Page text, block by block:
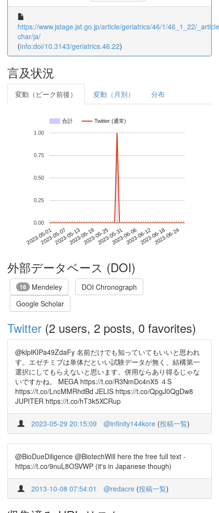
https://www.jstage.jst.go.jp/article/geriatrics/46/1/46_1_22/
char/ja/
(info:doi/10.3143/geriatrics.46.22)
言及状況
変動（ピーク前後） 変動（月別） 分布
合計 Twitter (通常)
2023-05-012023-05-072023-05-132023-05-192023-05-252023-05-312023-06-062023-06-122023-06-182023-06-24
0.00
0.25
0.50
0.75
1.00
外部データベース (DOI)
16 Mendeley
DOI Chronograph
Google Scholar
Twitter (2 users, 2 posts, 0 favorites)
@klplKIPa49ZdaFy 名前だけでも知っていてもいいと思われ
す。エゼチミブは単体だといい試験データが無く、結構第一
選択にしてもらえないと思います。併用ならあり得るじゃな
いですかね。 MEGA https://t.co/R3NmDc4nX5 ４S
https://t.co/LncMMRhdBd JELIS https://t.co/QpgJ0QgDw8
JUPITER https://t.co/hT3k5XCRup
2023-05-29 20:15:09 @infinity144kore (投稿一覧)
@BioDueDiligence @BiotechWill here the free full text -
https://t.co/9nuL8OSVWP (it's in Japanese though)
2013-10-08 07:54:01 @redacre (投稿一覧)